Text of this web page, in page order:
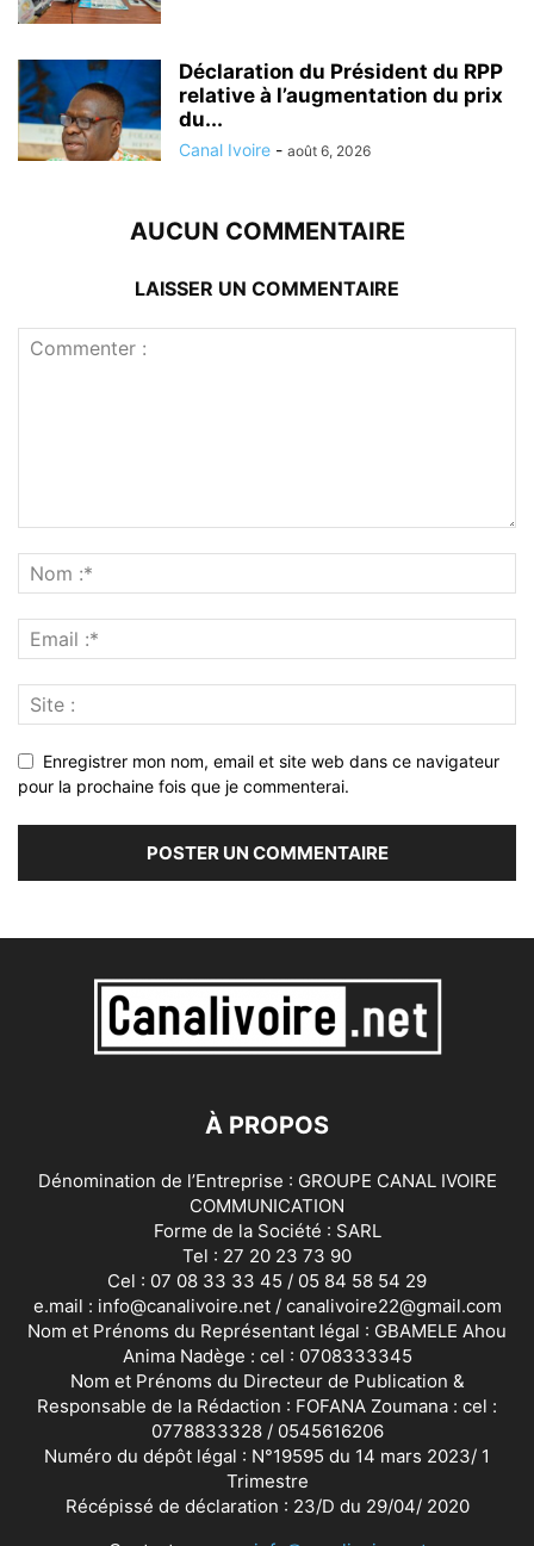
Déclaration du Président du RPP
relative à l’augmentation du prix
du...
Canal Ivoire - août 6, 2026
AUCUN COMMENTAIRE
LAISSER UN COMMENTAIRE
Enregistrer mon nom, email et site web dans ce navigateur
pour la prochaine fois que je commenterai.
À PROPOS
Dénomination de l’Entreprise : GROUPE CANAL IVOIRE
COMMUNICATION
Forme de la Société : SARL
Tel : 27 20 23 73 90
Cel : 07 08 33 33 45 / 05 84 58 54 29
e.mail : info@canalivoire.net / canalivoire22@gmail.com
Nom et Prénoms du Représentant légal : GBAMELE Ahou
Anima Nadège : cel : 0708333345
Nom et Prénoms du Directeur de Publication &
Responsable de la Rédaction : FOFANA Zoumana : cel :
0778833328 / 0545616206
Numéro du dépôt légal : N°19595 du 14 mars 2023/ 1
Trimestre
Récépissé de déclaration : 23/D du 29/04/ 2020